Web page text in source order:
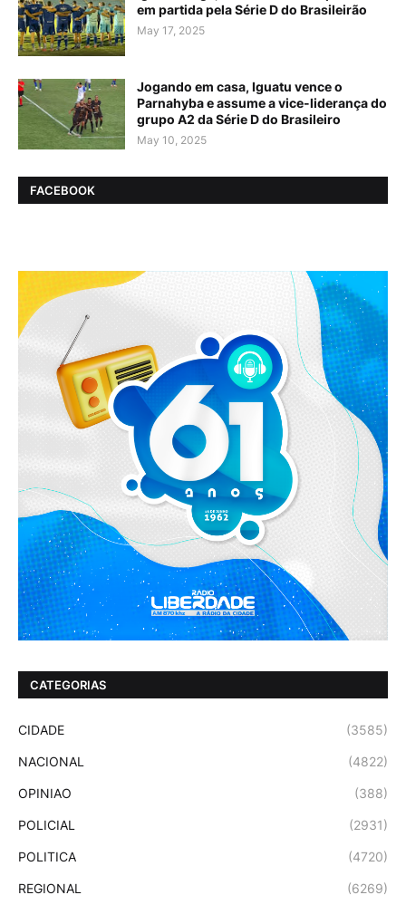
em partida pela Série D do Brasileirão
May 17, 2025
Jogando em casa, Iguatu vence o
Parnahyba e assume a vice-liderança do
grupo A2 da Série D do Brasileiro
May 10, 2025
FACEBOOK
CATEGORIAS
CIDADE (3585)
NACIONAL (4822)
OPINIAO (388)
POLICIAL (2931)
POLITICA (4720)
REGIONAL (6269)